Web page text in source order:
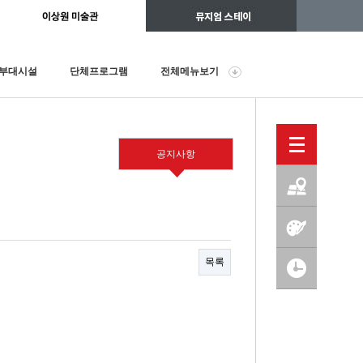
대시설 단체프로그램 전체메뉴보기
공지사항
목록